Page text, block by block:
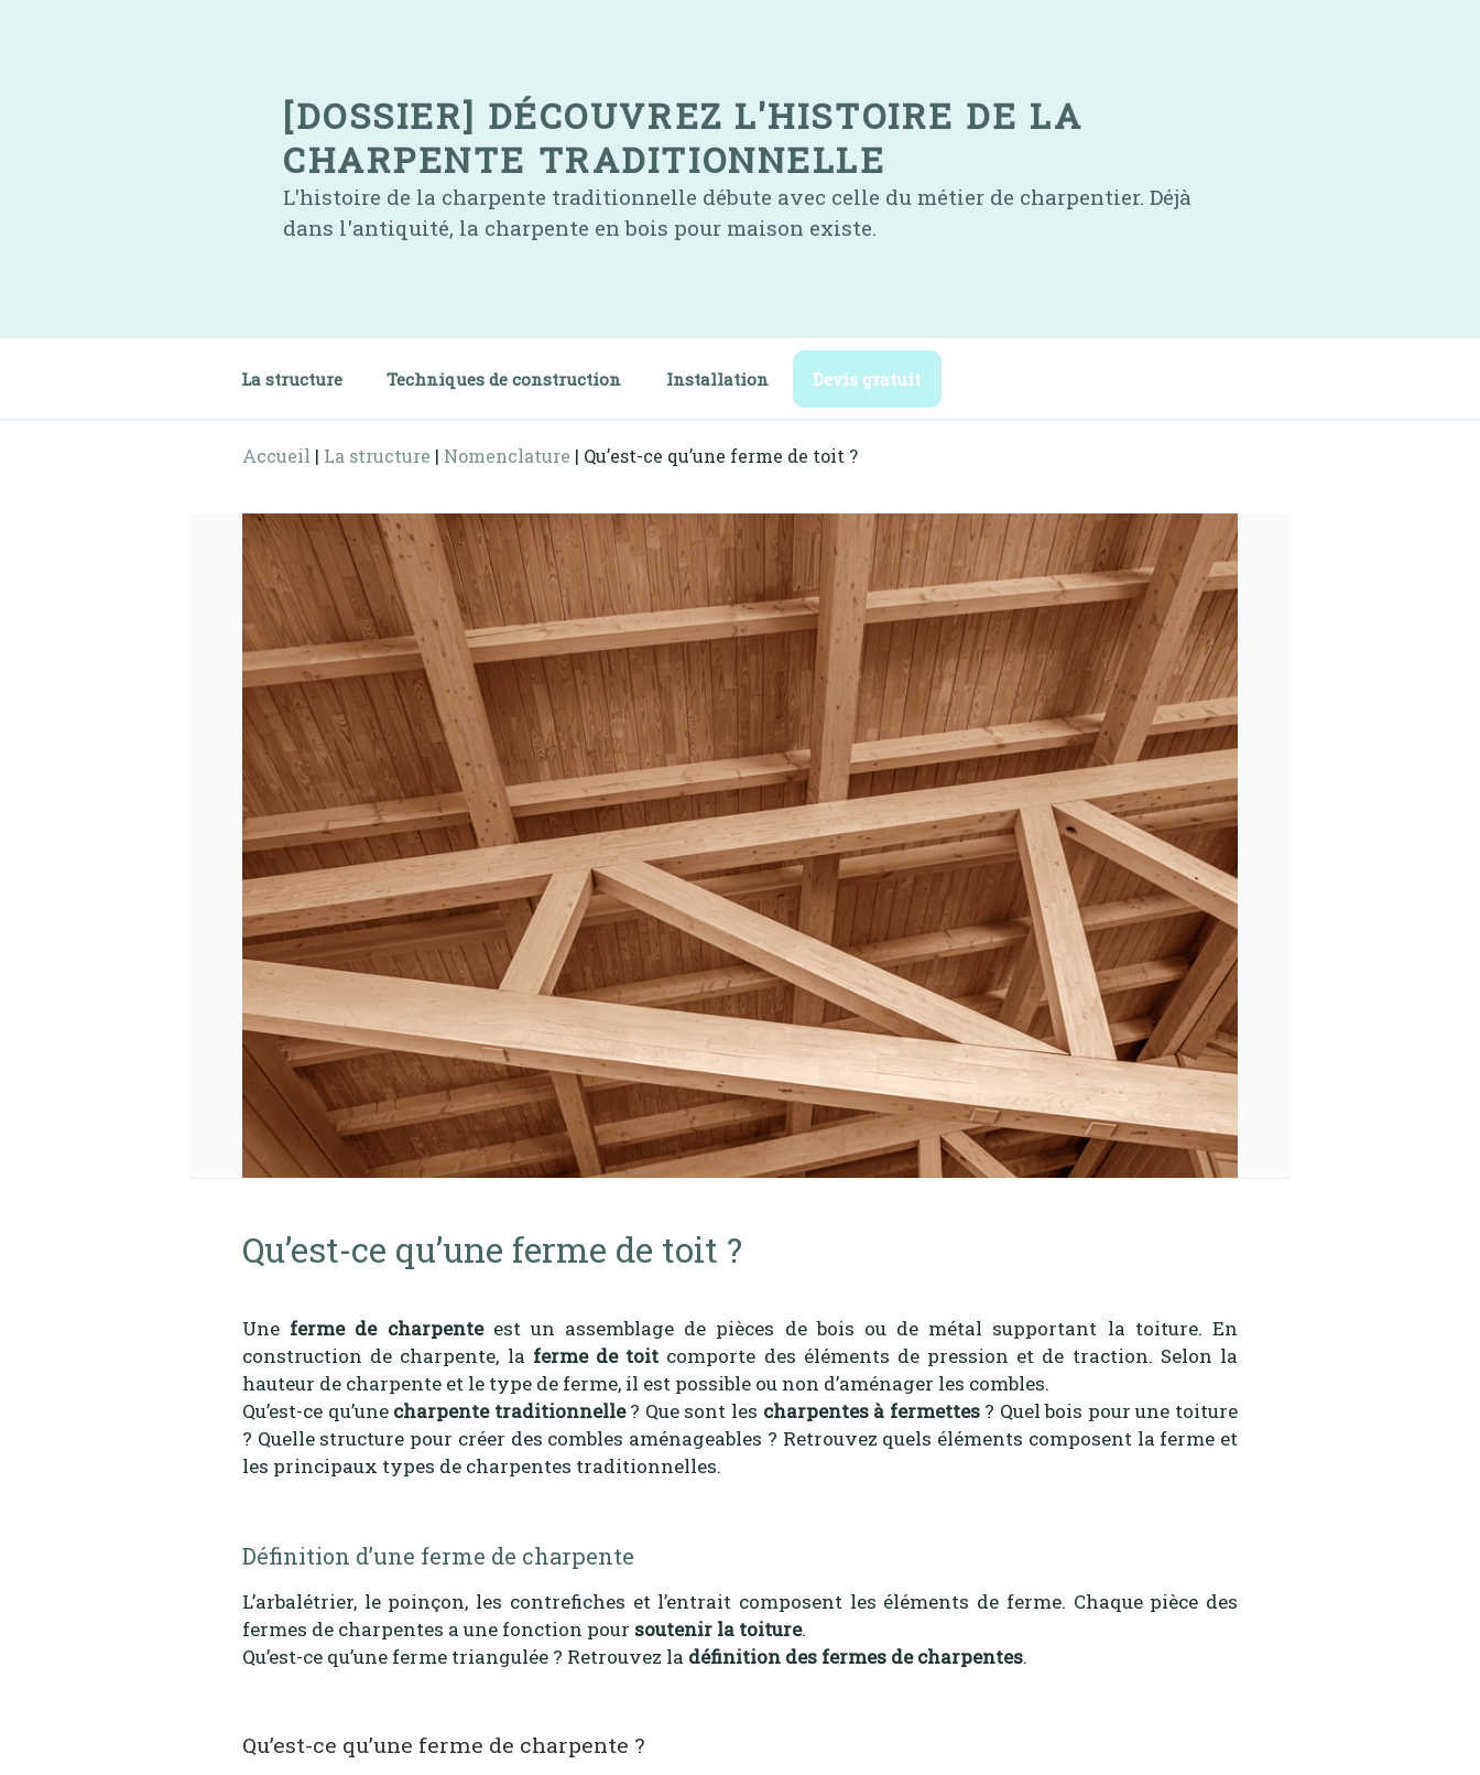
[DOSSIER] DÉCOUVREZ L'HISTOIRE DE LA
CHARPENTE TRADITIONNELLE
L'histoire de la charpente traditionnelle débute avec celle du métier de charpentier. Déjà
dans l'antiquité, la charpente en bois pour maison existe.
La structure Techniques de construction Installation Devis gratuit
Accueil | La structure | Nomenclature | Qu’est-ce qu’une ferme de toit ?
Qu’est-ce qu’une ferme de toit ?
Une ferme de charpenteest un assemblage de pièces de bois ou de métal supportant la toiture. En
construction de charpente, la ferme de toit comporte des éléments de pression et de traction. Selon la
hauteur de charpente et le type de ferme, il est possible ou non d’aménager les combles.
Qu’est-ce qu’une charpente traditionnelle? Que sont les charpentes à fermettes? Quel bois pour une toiture
? Quelle structure pour créer des combles aménageables ? Retrouvez quels éléments composent la ferme et
les principaux types de charpentes traditionnelles.
Définition d’une ferme de charpente
L’arbalétrier, le poinçon, les contrefiches et l’entrait composent les éléments de ferme. Chaque pièce des
fermes de charpentes a une fonction pour soutenir la toiture.
Qu’est-ce qu’une ferme triangulée ? Retrouvez la définition des fermes de charpentes.
Qu’est-ce qu’une ferme de charpente ?